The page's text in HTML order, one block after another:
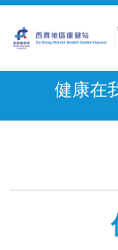
健康在